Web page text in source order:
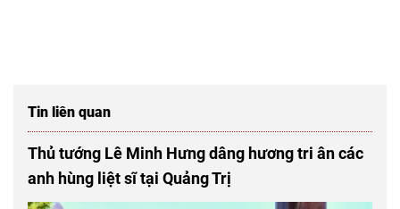
Tin liên quan
Thủ tướng Lê Minh Hưng dâng hương tri ân các
anh hùng liệt sĩ tại Quảng Trị